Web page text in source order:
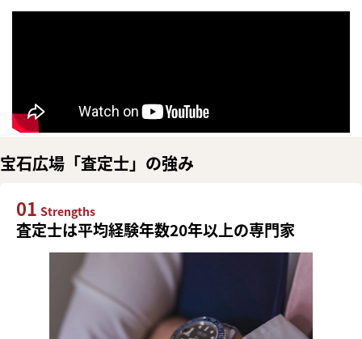
宝石広場「査定士」の強み
01 Strengths
査定士は平均経験年数20年以上の専門家